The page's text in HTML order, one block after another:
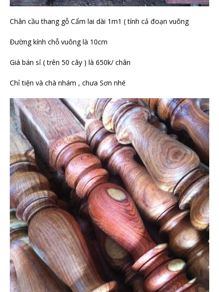
Chân cầu thang gỗ Cẩm lai dài 1m1 ( tính cả đoạn vuông
Đường kính chỗ vuông là 10cm
Giá bán sỉ ( trên 50 cây ) là 650k/ chân
Chỉ tiện và chà nhám , chưa Sơn nhé